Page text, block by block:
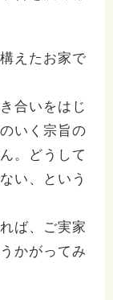
えたお家で
合いをはじ
いく宗旨の
。どうして
い、という
ば、ご実家
かがってみ